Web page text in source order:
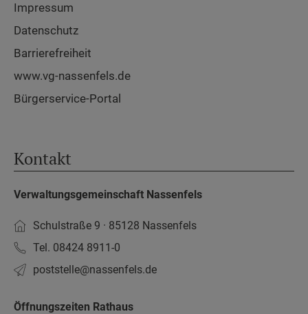
Impressum
Datenschutz
Barrierefreiheit
www.vg-nassenfels.de
Bürgerservice-Portal
Kontakt
Verwaltungsgemeinschaft Nassenfels
Schulstraße 9 · 85128 Nassenfels
Tel. 08424 8911-0
poststelle­@nassenfels.de
Öffnungszeiten Rathaus